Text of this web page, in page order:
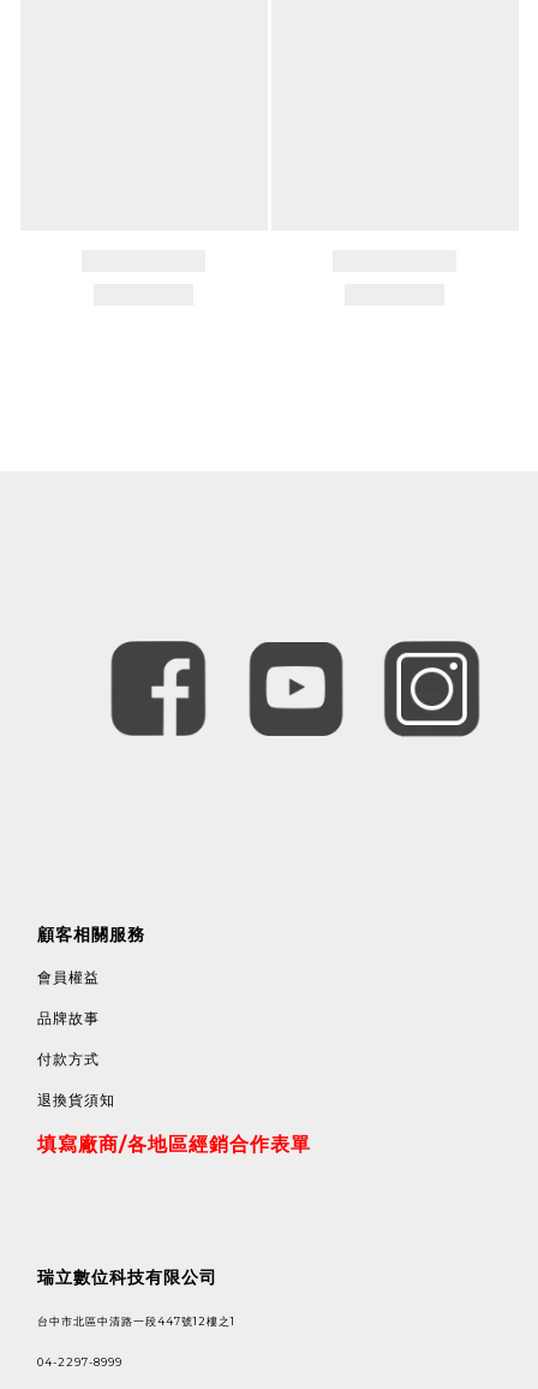
顧客相關服務
會員權益
品牌故事
付款方式
退換貨須知
填寫廠商/各地區經銷合作表單
瑞立數位科技有限公司
台中市北區中清路一段447號12樓之1
04-2297-8999